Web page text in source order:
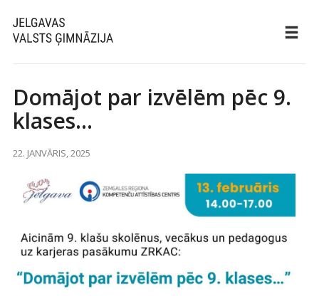
Domājot par izvēlēm pēc 9.
klases…
22. JANVĀRIS, 2025